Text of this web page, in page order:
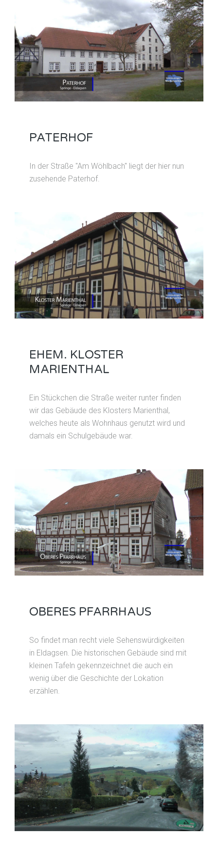
PATERHOF
In der Straße "Am Wöhlbach" liegt der hier nun
zusehende Paterhof.
EHEM. KLOSTER
MARIENTHAL
Ein Stückchen die Straße weiter runter finden
wir das Gebäude des Klosters Marienthal,
welches heute als Wohnhaus genutzt wird und
damals ein Schulgebäude war.
OBERES PFARRHAUS
So findet man recht viele Sehenswürdigkeiten
in Eldagsen. Die historischen Gebäude sind mit
kleinen Tafeln gekennzeichnet die auch ein
wenig über die Geschichte der Lokation
erzählen.